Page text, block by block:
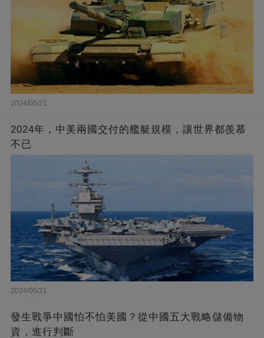
2024/05/21
2024年，中美兩國交付的艦艇規模，讓世界都羨慕
不已
2024/05/21
發生戰爭中國怕不怕美國？從中國五大戰略儲備物
資，進行判斷